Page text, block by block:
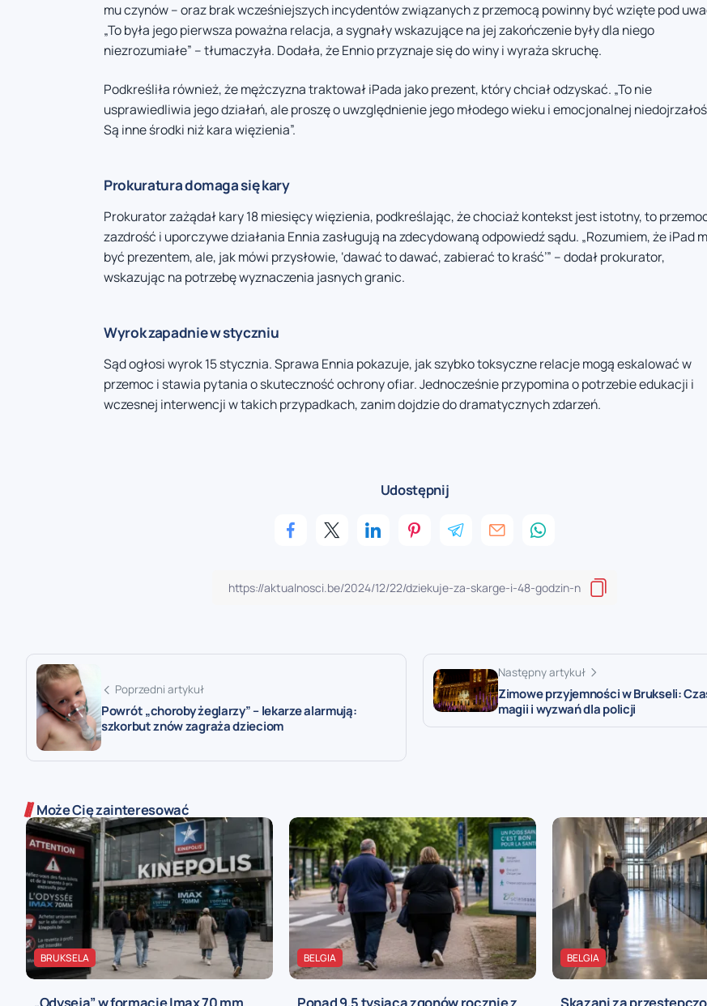
mu czynów – oraz brak wcześniejszych incydentów związanych z przemocą powinny być wzięte pod
„To była jego pierwsza poważna relacja, a sygnały wskazujące na jej zakończenie były dla niego
niezrozumiałe” – tłumaczyła. Dodała, że Ennio przyznaje się do winy i wyraża skruchę.
Podkreśliła również, że mężczyzna traktował iPada jako prezent, który chciał odzyskać. „To nie
usprawiedliwia jego działań, ale proszę o uwzględnienie jego młodego wieku i emocjonalnej
Są inne środki niż kara więzienia”.
Prokuratura domaga się kary
Prokurator zażądał kary 18 miesięcy więzienia, podkreślając, że chociaż kontekst jest istotny, to
zazdrość i uporczywe działania Ennia zasługują na zdecydowaną odpowiedź sądu. „Rozumiem, że iPad
być prezentem, ale, jak mówi przysłowie, ‘dawać to dawać, zabierać to kraść’” – dodał prokurator,
wskazując na potrzebę wyznaczenia jasnych granic.
Wyrok zapadnie w styczniu
Sąd ogłosi wyrok 15 stycznia. Sprawa Ennia pokazuje, jak szybko toksyczne relacje mogą eskalować w
przemoc i stawia pytania o skuteczność ochrony ofiar. Jednocześnie przypomina o potrzebie edukacji i
wczesnej interwencji w takich przypadkach, zanim dojdzie do dramatycznych zdarzeń.
Udostępnij
Poprzedni artykuł
Powrót „choroby żeglarzy” – lekarze alarmują:
szkorbut znów zagraża dzieciom
Następny artykuł
Zimowe przyjemności w Brukseli:
magii i wyzwań dla policji
Może Cię zainteresować
BRUKSELA BELGIA BELGIA